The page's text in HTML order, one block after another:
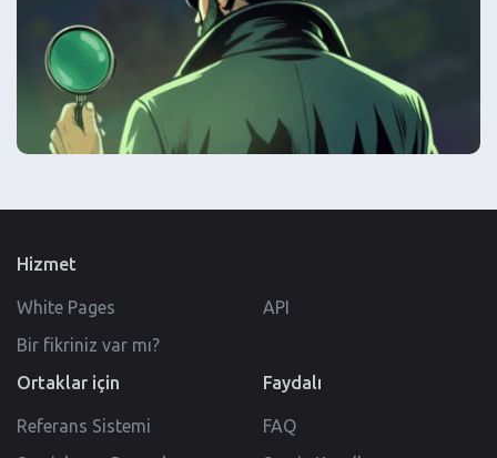
Hizmet
White Pages
API
Bir fikriniz var mı?
Ortaklar için
Referans Sistemi
Faydalı
FAQ